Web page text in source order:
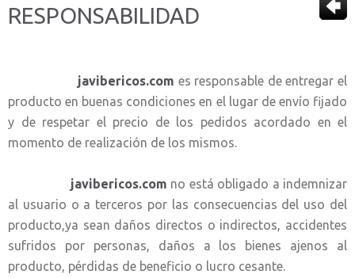
RESPONSABILIDAD
javibericos.com es responsable de entregar el
producto en buenas condiciones en el lugar de envío fijado
y de respetar el precio de los pedidos acordado en el
momento de realización de los mismos.
javibericos.com no está obligado a indemnizar
al usuario o a terceros por las consecuencias del uso del
producto,ya sean daños directos o indirectos, accidentes
sufridos por personas, daños a los bienes ajenos al
producto, pérdidas de beneficio o lucro cesante.